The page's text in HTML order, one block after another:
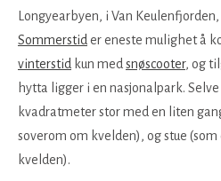
Longyearbyen, i Van
Sommerstid er eneste mulighet å
vinterstid kun med snøscooter, og
hytta ligger i en nasjonalpark.
kvadratmeter stor med en liten
soverom om kvelden), og stue
kvelden).